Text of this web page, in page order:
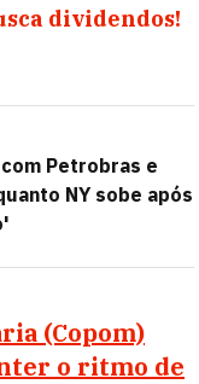
dividendos!
Petrobras e
NY sobe após
(Copom)
o ritmo de